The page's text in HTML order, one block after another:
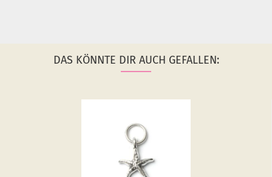
DAS KÖNNTE DIR AUCH GEFALLEN: